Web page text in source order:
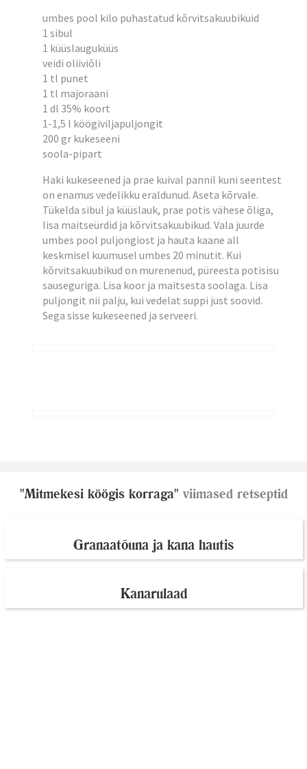
umbes pool kilo puhastatud kõrvitsakuubikuid
1 sibul
1 küüslauguküüs
veidi oliiviõli
1 tl punet
1 tl majoraani
1 dl 35% koort
1-1,5 l köögiviljapuljongit
200 gr kukeseeni
soola-pipart
Haki kukeseened ja prae kuival pannil kuni seentest
on enamus vedelikku eraldunud. Aseta kõrvale.
Tükelda sibul ja küüslauk, prae potis vähese õliga,
lisa maitseürdid ja kõrvitsakuubikud. Vala juurde
umbes pool puljongiost ja hauta kaane all
keskmisel kuumusel umbes 20 minutit. Kui
kõrvitsakuubikud on murenenud, püreesta potisisu
sauseguriga. Lisa koor ja maitsesta soolaga. Lisa
puljongit nii palju, kui vedelat suppi just soovid.
Sega sisse kukeseened ja serveeri.
"Mitmekesi köögis korraga" viimased retseptid
Granaatõuna ja kana hautis
Kanarulaad